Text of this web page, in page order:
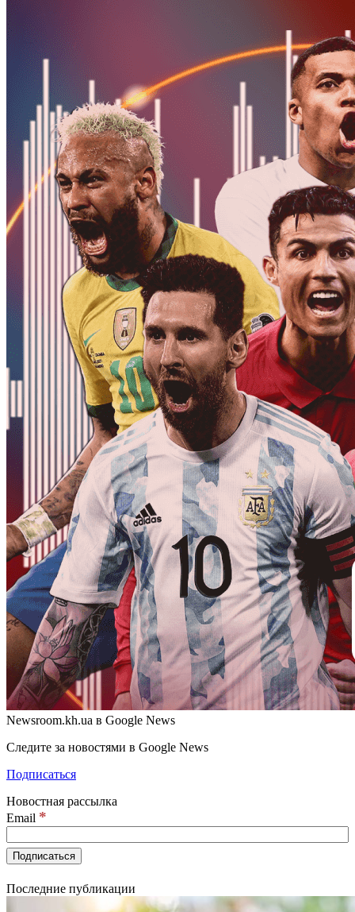
Newsroom.kh.ua в Google News
Следите за новостями в Google News
Подписаться
Новостная рассылка
Email *
Последние публикации